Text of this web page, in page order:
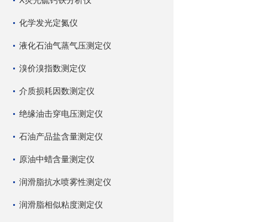
化学发光定氮仪
液化石油气蒸气压测定仪
溴价溴指数测定仪
介质损耗因数测定仪
绝缘油击穿电压测定仪
石油产品盐含量测定仪
原油中蜡含量测定仪
润滑脂抗水喷雾性测定仪
润滑脂相似粘度测定仪